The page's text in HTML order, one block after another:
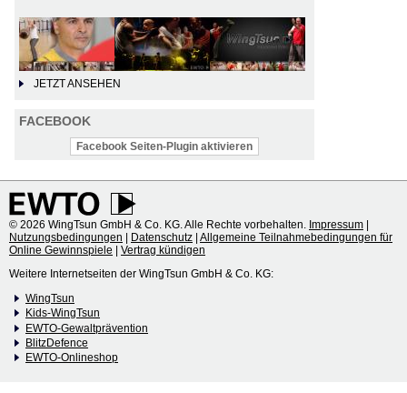
JETZT ANSEHEN
FACEBOOK
Facebook Seiten-Plugin aktivieren
© 2026 WingTsun GmbH & Co. KG. Alle Rechte vorbehalten. Impressum
Nutzungsbedingungen
Datenschutz Allgemeine Teilnahmebedingungen für
Online Gewinnspiele
Vertrag kündigen
Weitere Internetseiten der WingTsun GmbH & Co. KG:
WingTsun
Kids-WingTsun
EWTO-Gewaltprävention
BlitzDefence
EWTO-Onlineshop